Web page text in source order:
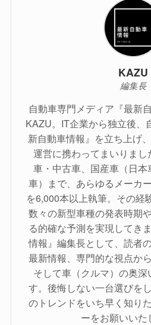
KAZU
編集長
自動車専門メディア『最新
KAZU。IT企業から独立後、
新自動車情報』を立ち上げ
運営に携わってまいりま
車・中古車、国産車（日
車）まで、あらゆるメーカ
を6,000本以上執筆。その経
数々の新型車種の発表時期
る的確な予測を実現してき
情報』編集長として、読者
最新情報、専門的な視点か
そして車（クルマ）の奥深
す。後悔しない一台選びを
のトレンドをいち早く知り
ーをお願いいた